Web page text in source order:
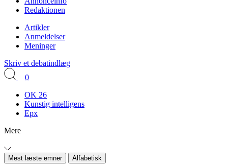
Redaktionen
Artikler
Anmeldelser
Meninger
Skriv et debatindlæg
0
OK 26
Kunstig intelligens
Epx
Mere
Mest læste emner Alfabetisk